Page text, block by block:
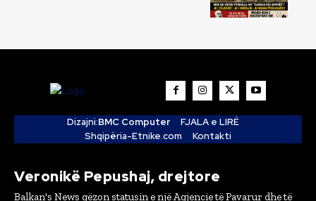
Dizajni:BMC Computer
FJALA e LIRË
Shqipëria-Etnike.com
Kontakti
Veronikë Pepushaj, drejtore
Balkan's News gëzon statusin e një Agjencie të Pavarur dhe të